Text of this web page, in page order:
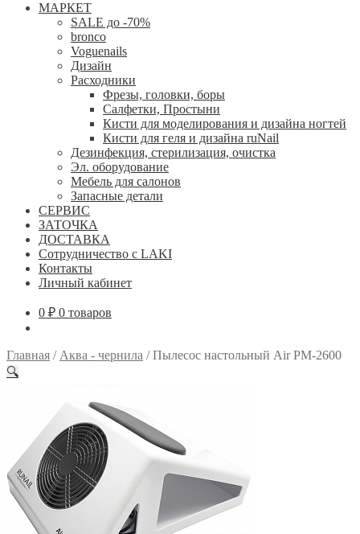
МАРКЕТ
SALE до -70%
bronco
Voguenails
Дизайн
Расходники
Фрезы, головки, боры
Салфетки, Простыни
Кисти для моделирования и дизайна ногтей
Кисти для геля и дизайна ruNail
Дезинфекция, стерилизация, очистка
Эл. оборудование
Мебель для салонов
Запасные детали
СЕРВИС
ЗАТОЧКА
ДОСТАВКА
Сотрудничество с LAKI
Контакты
Личный кабинет
0 ₽ 0 товаров
Главная / Аква - чернила /Пылесос настольный Air PM-2600
🔍